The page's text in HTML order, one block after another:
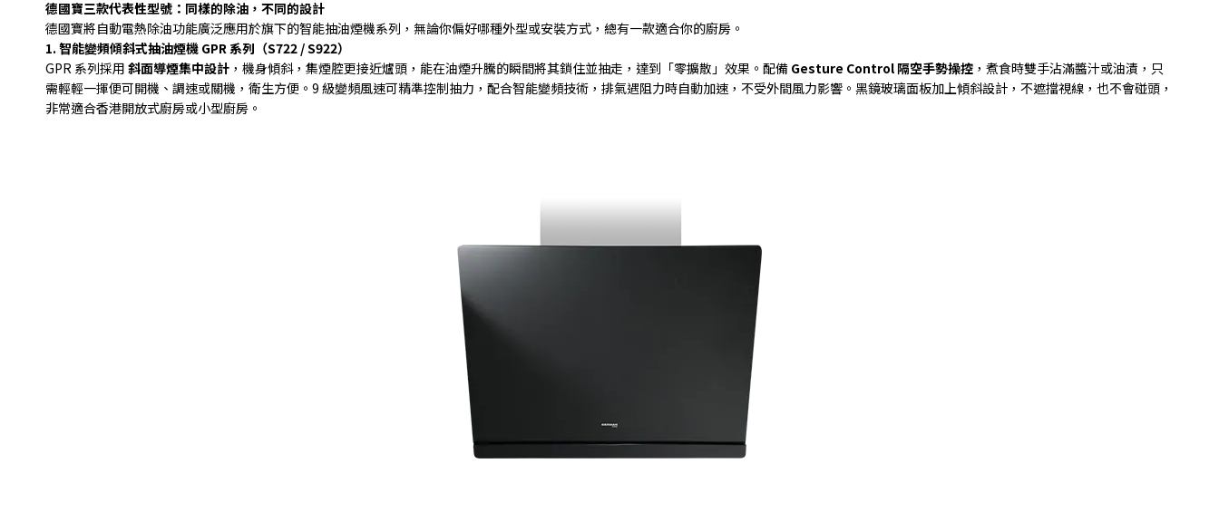
德國寶三款代表性型號：同樣的除油，不同的設計
德國寶將自動電熱除油功能廣泛應用於旗下的智能抽油煙機系列，無論你偏好哪種外型或安裝方式，總有一款適合你的廚房。
1. 智能變頻傾斜式抽油煙機 GPR系列（S722 / S922）
GPR 系列採用 斜面導煙集中設計 ，機身傾斜，集煙腔更接近爐頭，能在油煙升騰的瞬間將其鎖住並抽走，達到「零擴散」效果。配備 Gesture Control隔空手勢操控 ，煮食時雙手沾滿醬汁或油漬，只
需輕輕一揮便可開機、調速或關機，衛生方便。 9 級變頻風速可精準控制抽力，配合智能變頻技術，排氣遇阻力時自動加速，不受外間風力影響。黑鏡玻璃面板加上傾斜設計，不遮擋視線，也不會碰頭，
非常適合香港開放式廚房或小型廚房。